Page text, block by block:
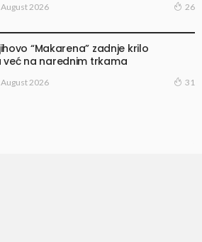
August 2026 26
“Makarena” zadnje krilo
na narednim trkama
August 2026 31